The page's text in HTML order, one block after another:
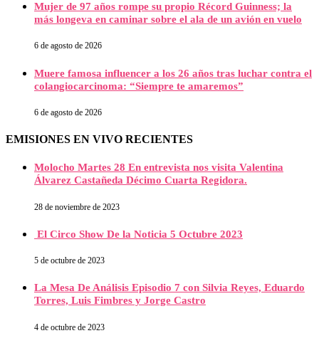
Mujer de 97 años rompe su propio Récord Guinness; la
más longeva en caminar sobre el ala de un avión en vuelo
6 de agosto de 2026
Muere famosa influencer a los 26 años tras luchar contra el
colangiocarcinoma: “Siempre te amaremos”
6 de agosto de 2026
EMISIONES EN VIVO RECIENTES
Molocho Martes 28 En entrevista nos visita Valentina
Álvarez Castañeda Décimo Cuarta Regidora.
28 de noviembre de 2023
El Circo Show De la Noticia 5 Octubre 2023
5 de octubre de 2023
La Mesa De Análisis Episodio 7 con Silvia Reyes, Eduardo
Torres, Luis Fimbres y Jorge Castro
4 de octubre de 2023